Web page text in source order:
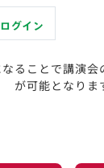
ることで講演
が可能となりま